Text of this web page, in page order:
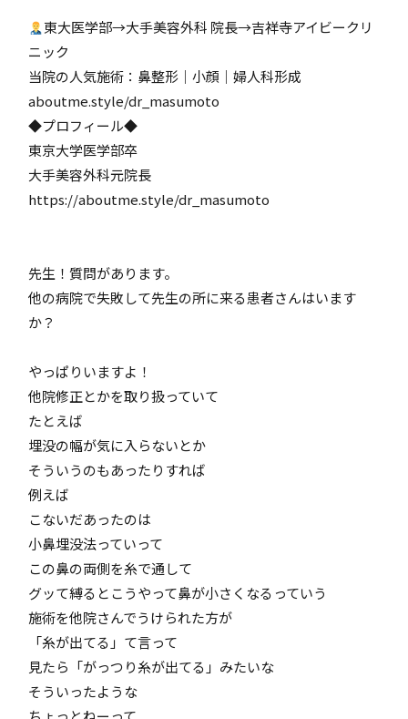
東大医学部→大手美容外科 院長→吉祥寺アイビークリ
ニック
当院の人気施術：鼻整形｜小顔｜婦人科形成
aboutme.style/dr_masumoto
◆プロフィール◆
東京大学医学部卒
大手美容外科元院長
https://aboutme.style/dr_masumoto
先生！質問があります。
他の病院で失敗して先生の所に来る患者さんはいます
か？
やっぱりいますよ！
他院修正とかを取り扱っていて
たとえば
埋没の幅が気に入らないとか
そういうのもあったりすれば
例えば
こないだあったのは
小鼻埋没法っていって
この鼻の両側を糸で通して
グッて縛るとこうやって鼻が小さくなるっていう
施術を他院さんでうけられた方が
「糸が出てる」て言って
見たら「がっつり糸が出てる」みたいな
そういったような